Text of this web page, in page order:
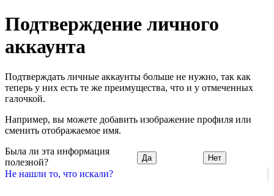
Не нашли то, что искали?
Подтверждение личного
аккаунта
Подтверждать личные аккаунты больше не нужно, так как
теперь у них есть те же преимущества, что и у отмеченных
галочкой.
Например, вы можете добавить изображение профиля или
сменить отображаемое имя.
Была ли эта информация
полезной?
Да Нет